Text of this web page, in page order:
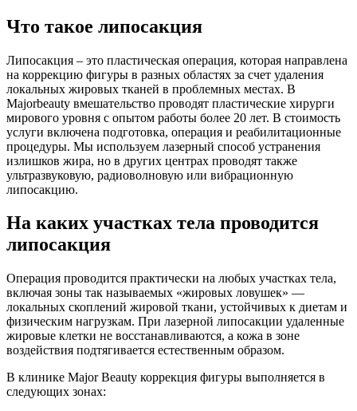
Что такое липосакция
Липосакция – это пластическая операция, которая направлена
на коррекцию фигуры в разных областях за счет удаления
локальных жировых тканей в проблемных местах. В
Majorbeauty вмешательство проводят пластические хирурги
мирового уровня с опытом работы более 20 лет. В стоимость
услуги включена подготовка, операция и реабилитационные
процедуры. Мы используем лазерный способ устранения
излишков жира, но в других центрах проводят также
ультразвуковую, радиоволновую или вибрационную
липосакцию.
На каких участках тела проводится
липосакция
Операция проводится практически на любых участках тела,
включая зоны так называемых «жировых ловушек» —
локальных скоплений жировой ткани, устойчивых к диетам и
физическим нагрузкам. При лазерной липосакции удаленные
жировые клетки не восстанавливаются, а кожа в зоне
воздействия подтягивается естественным образом.
В клинике Major Beauty коррекция фигуры выполняется в
следующих зонах: